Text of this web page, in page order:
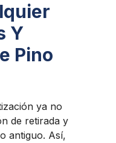
Y
Pino
ya no
de retirada y
antiguo. Así,